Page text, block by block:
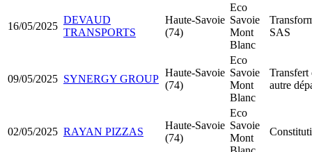
16/05/2025
DEVAUD
TRANSPORTS
Haute-Savoie
(74)
Eco
Savoie
Mont
Blanc
SAS
09/05/2025 SYNERGY GROUP
Haute-Savoie
(74)
Eco
Savoie
Mont
Blanc
Transfert
autre
02/05/2025 RAYAN PIZZAS
Haute-Savoie
(74)
Eco
Savoie
Mont